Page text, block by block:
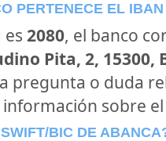
PERTENECE EL
es 2080, el banco
Pita, 2, 15300,
pregunta o duda
sobre el
BIC DE